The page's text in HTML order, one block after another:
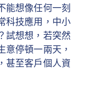
能想像任何一刻
科技應用，中小
試想想，若突然
意停頓一兩天，
甚至客戶個人資